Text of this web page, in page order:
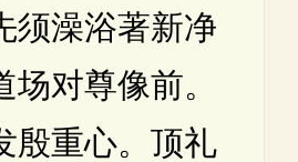
须澡浴著新净
对尊像前。
殷重心。顶礼